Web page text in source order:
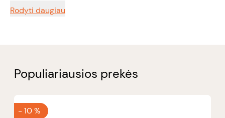
Rodyti daugiau
Populiariausios prekės
-10 %